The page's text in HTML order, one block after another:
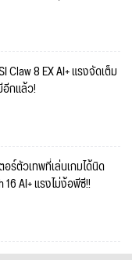
Claw 8 EX AI+ แรงจัดเต็ม
อีกแล้ว!
อร์ตัวเทพที่เล่นเกมได้นิด
AI+ แรงไม่ง้อพีซี!!